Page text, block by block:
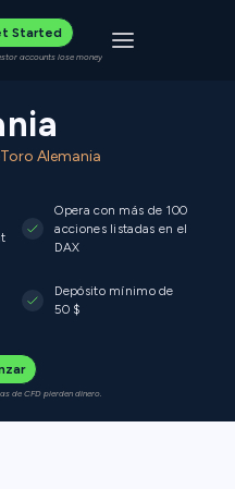
Started
accounts lose money Toggle
Alemania
Opera con más de 100
acciones listadas en el
DAX
Depósito mínimo de
50 $
de CFD pierden dinero.